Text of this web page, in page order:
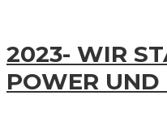
2023- WIR
POWER UND